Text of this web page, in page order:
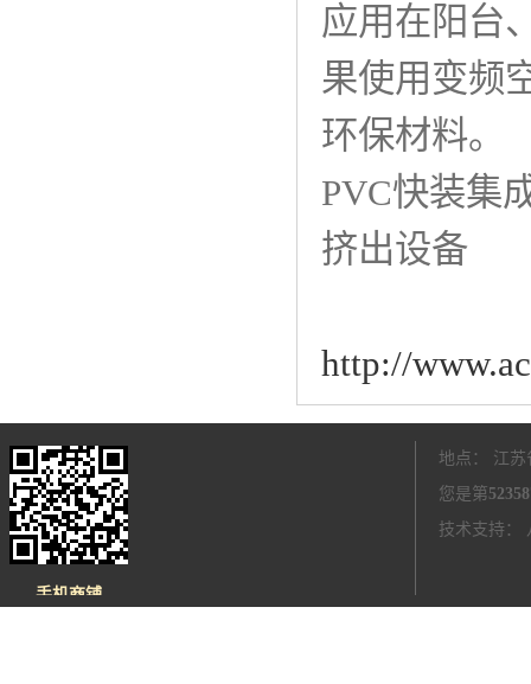
应用在阳台
果使用变频
环保材料。
PVC快装集
挤出设备
http://
手机商铺
地点： 江
您是第
技术支持：